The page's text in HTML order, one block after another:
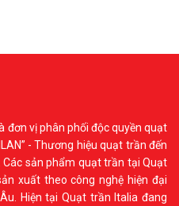
đơn vị phân phối độc quyền quạt
- Thương hiệu quạt trần đến
sản phẩm quạt trần tại Quạt
xuất theo công nghệ hiện đại
Hiện tại Quạt trần Italia đang